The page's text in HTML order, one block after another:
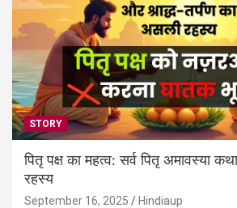
STORY
पितृ पक्ष का महत्व: सर्व पितृ अमावस्या
रहस्य
September 16, 2025 Hindiaup